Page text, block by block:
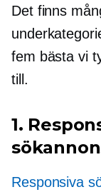
Det finns
fem bästa vi
till.
1.
Responsiva